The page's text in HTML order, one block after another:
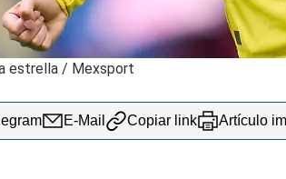
estrella / Mexsport
E-Mail Copiar link Artículo